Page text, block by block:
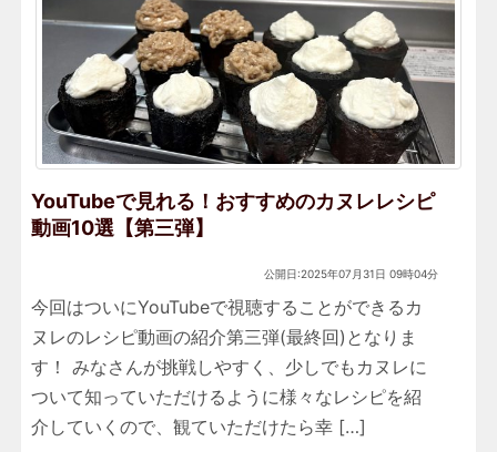
YouTubeで見れる！おすすめのカヌレレシピ
動画10選【第三弾】
公開日:2025年07月31日 09時04分
今回はついにYouTubeで視聴することができるカ
ヌレのレシピ動画の紹介第三弾(最終回)となりま
す！ みなさんが挑戦しやすく、少しでもカヌレに
ついて知っていただけるように様々なレシピを紹
介していくので、観ていただけたら幸 […]